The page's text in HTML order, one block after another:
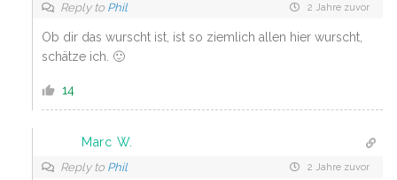
Reply to Phil 2 Jahre zuvor
Ob dir das wurscht ist, ist so ziemlich allen hier wurscht,
schätze ich. 🙂
14
Marc W.
Reply to Phil 2 Jahre zuvor